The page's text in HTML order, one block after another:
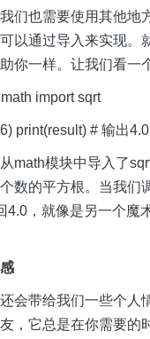
们也需要使用其他地
以通过导入来实现。
你一样。让我们看一
import sqrt
print(result) # 输出4.0
math模块中导入了
数的平方根。当我们
4.0，就像是另一个魔
会带给我们一些个人
，它总是在你需要的